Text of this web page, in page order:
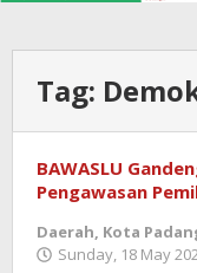
Tag:
BAWASLU
Pengawasan
Daerah, Kota
Sunday, 18 May